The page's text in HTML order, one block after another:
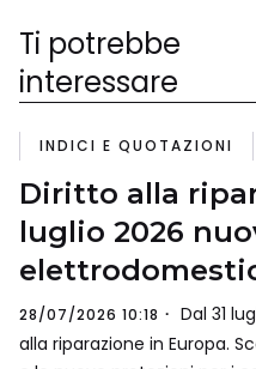
Ti potrebbe
interessare
INDICI E QUOTAZIONI
Diritto alla
luglio 2026
28/07/2026 10:18
Dal 31
alla riparazione in Europa.